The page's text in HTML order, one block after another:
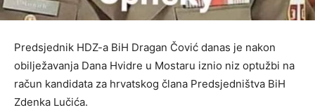
Predsjednik HDZ-a BiH Dragan Čović danas je nakon
obilježavanja Dana Hvidre u Mostaru iznio niz optužbi na
račun kandidata za hrvatskog člana Predsjedništva BiH
Zdenka Lučića.